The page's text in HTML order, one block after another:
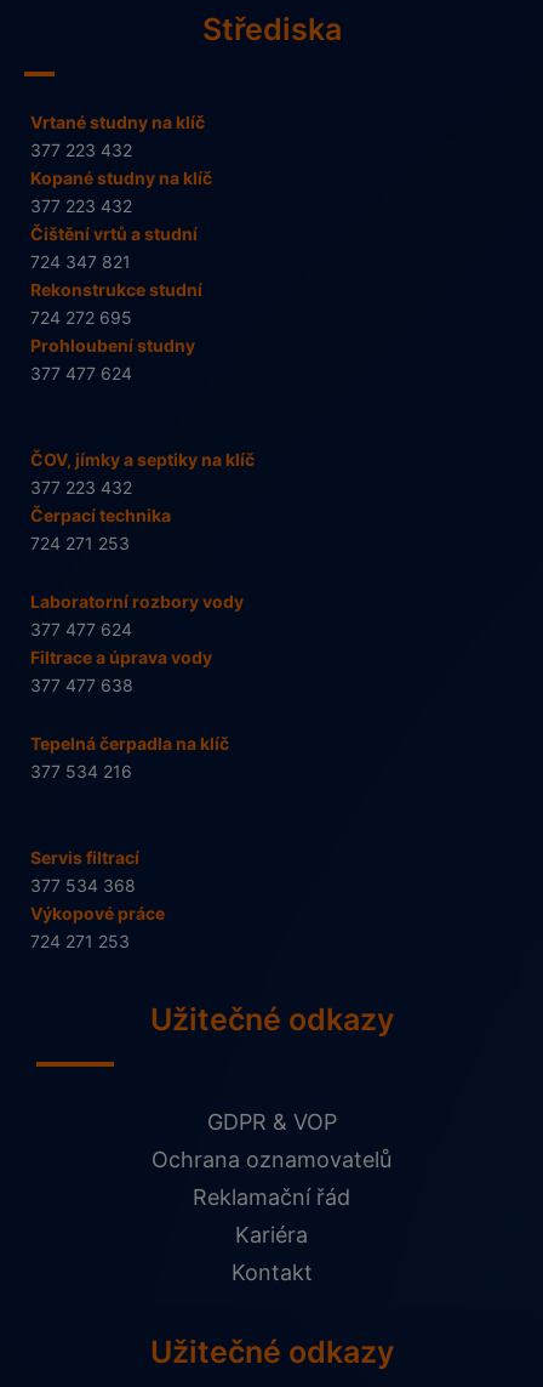
Střediska
Vrtané studny na klíč
377 223 432
Kopané studny na klíč
377 223 432
Čištění vrtů a studní
724 347 821
Rekonstrukce studní
724 272 695
Prohloubení studny
377 477 624
ČOV, jímky a septiky na klíč
377 223 432
Čerpací technika
724 271 253
Laboratorní rozbory vody
377 477 624
Filtrace a úprava vody
377 477 638
Tepelná čerpadla na klíč
377 534 216
Servis filtrací
377 534 368
Výkopové práce
724 271 253
Užitečné odkazy
GDPR & VOP
Ochrana oznamovatelů
Reklamační řád
Kariéra
Kontakt
Užitečné odkazy